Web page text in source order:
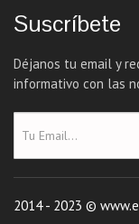
Suscríbete
Déjanos tu email y
informativo con las
2014 - 2023 ©